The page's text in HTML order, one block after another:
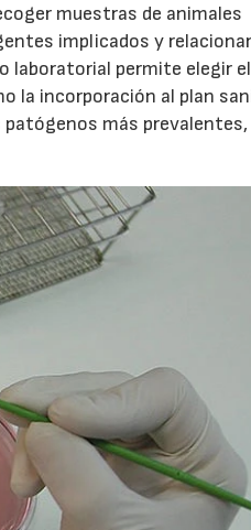
muestras de animales
implicados y
laboratorial permite elegir el
la incorporación al plan
más